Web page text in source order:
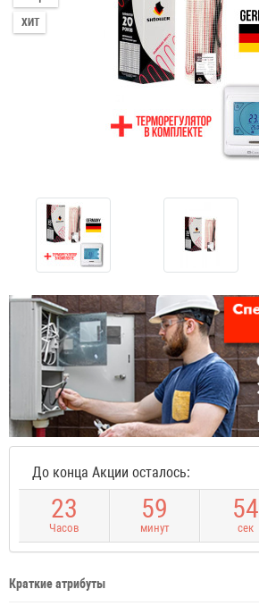
ХИТ
До конца Акции осталось:
23
Часов
59
минут
54
сек
Краткие атрибуты